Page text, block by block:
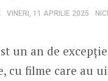
VINERI, 11 APRILIE 2025
un an de
cu filme care au